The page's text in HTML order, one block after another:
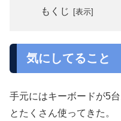
もくじ
気にしてること
手元にはキーボードが5
とたくさん使ってきた。